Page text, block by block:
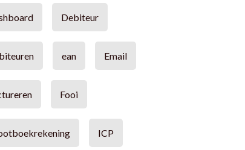
Debiteur
ean Email
Fooi
ICP